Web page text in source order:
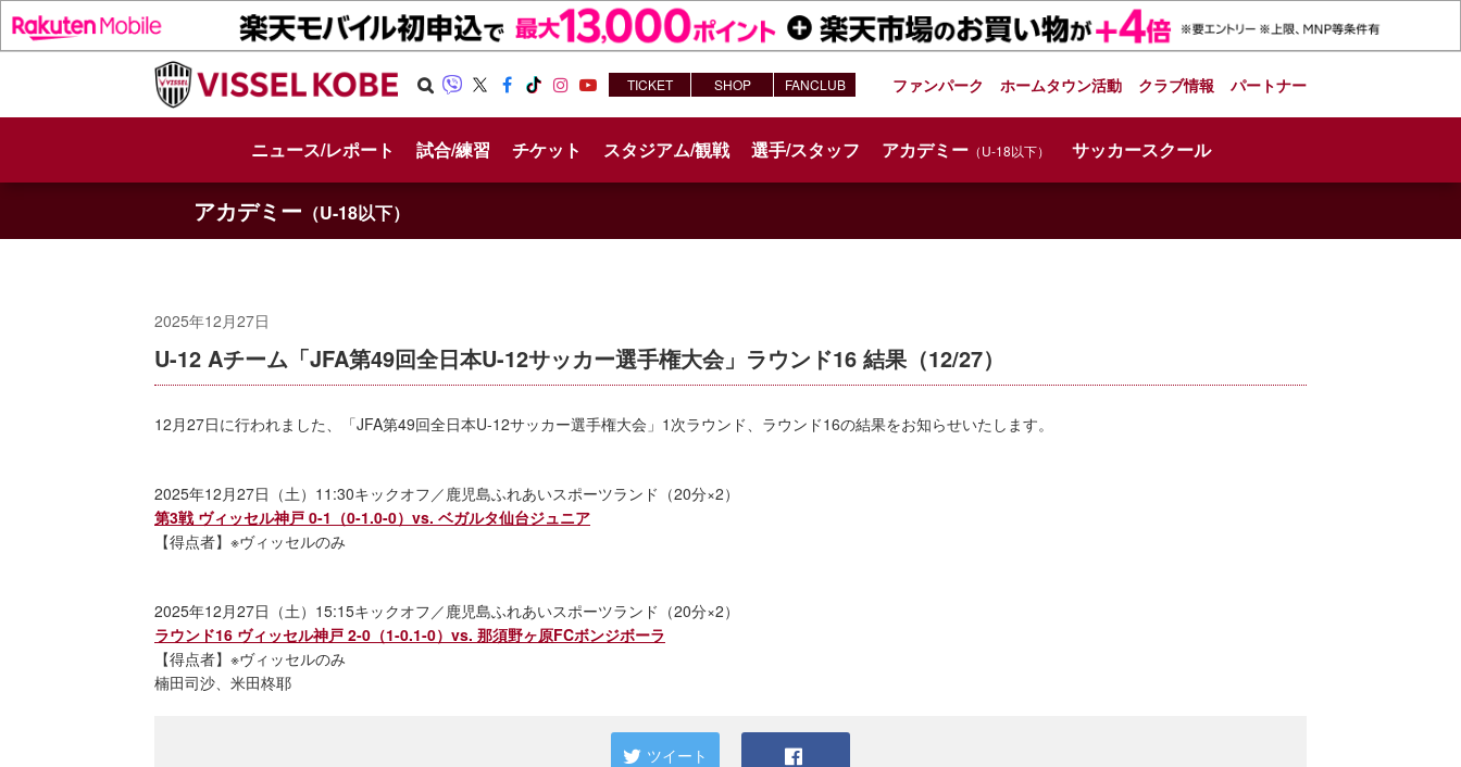
h
am e
ニュース/レポート 試合/練習 チケット スタジアム/観戦 選手/スタッフ アカデミー（U-18以下） サッカースクール
ファンパーク ホームタウン活動 クラブ情報 パートナー
TICKET SHOP FANCLUB
アカデミー （U-18以下）
2025年12月27日
U-12 Aチーム「JFA第49回全日本U-12サッカー選手権大会」ラウンド16 結果（12/27）
12月27日に行われました、「JFA第49回全日本U-12サッカー選手権大会」1次ラウンド、ラウンド16の結果をお知らせいたします。
2025年12月27日（土）11:30キックオフ／鹿児島ふれあいスポーツランド（20分×2）
第3戦 ヴィッセル神戸 0-1（0-1.0-0）vs. ベガルタ仙台ジュニア
【得点者】※ヴィッセルのみ
2025年12月27日（土）15:15キックオフ／鹿児島ふれあいスポーツランド（20分×2）
ラウンド16 ヴィッセル神戸 2-0（1-0.1-0）vs. 那須野ヶ原FCボンジボーラ
【得点者】※ヴィッセルのみ
楠田司沙、米田柊耶
ツイート